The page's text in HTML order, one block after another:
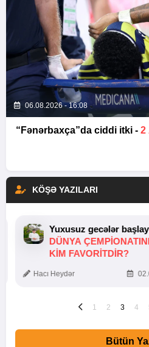
06.08.2026 - 16:08
“Fənərbaxça”da ciddi itki - 2
KÖŞƏ YAZILARI
Yuxusuz gecələr
DÜNYA
KIM FAVORITDIR?
Hacı Heydər
1 2 3 4
Bütün